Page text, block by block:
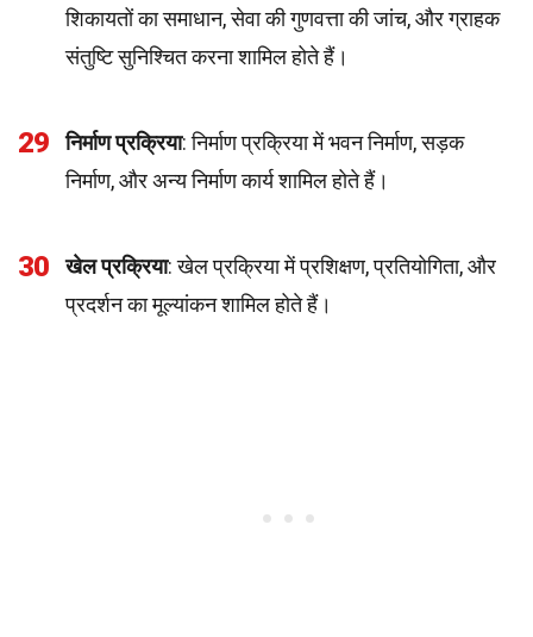
शिकायतों का समाधान, सेवा की गुणवत्ता की जांच, और ग्राहक
संतुष्टि सुनिश्चित करना शामिल होते हैं।
29 निर्माण प्रक्रिया: निर्माण प्रक्रिया में भवन निर्माण, सड़क
निर्माण, और अन्य निर्माण कार्य शामिल होते हैं।
30 खेल प्रक्रिया: खेल प्रक्रिया में प्रशिक्षण, प्रतियोगिता, और
प्रदर्शन का मूल्यांकन शामिल होते हैं।